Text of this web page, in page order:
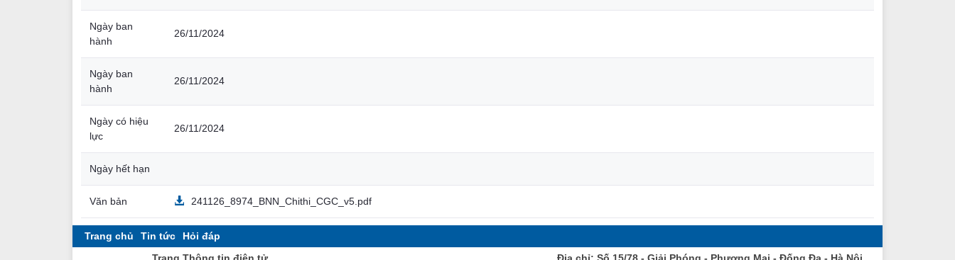
Ngày ban
hành
26/11/2024
Ngày ban
hành
26/11/2024
Ngày có hiệu
lực
26/11/2024
Ngày hết hạn
Văn bản 241126_8974_BNN_Chithi_CGC_v5.pdf
Trang chủ Tin tức
Hỏi đáp